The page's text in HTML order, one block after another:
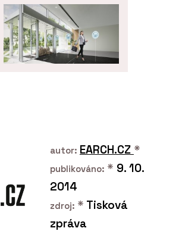
autor: EARCH.CZ *
publikováno: * 9. 10.
2014
zdroj: * Tisková
zpráva